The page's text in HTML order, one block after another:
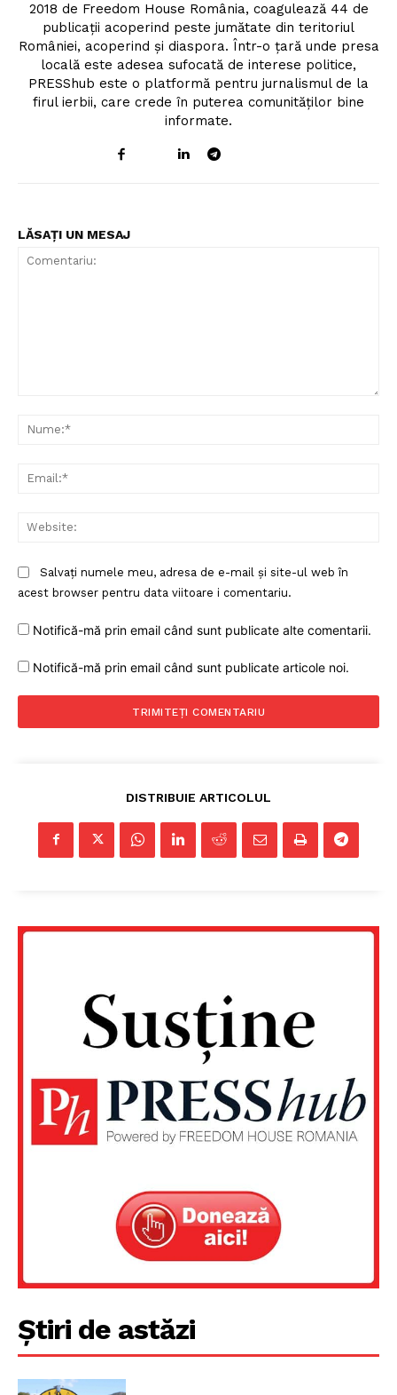
PRESShub
Despre noi / Echipa
Rețea
2018 de Freedom House România, coagulează 44 de
publicații acoperind peste jumătate din teritoriul
României, acoperind și diaspora. Într-o țară unde presa
locală este adesea sufocată de interese politice,
PRESShub este o platformă pentru jurnalismul de la
firul ierbii, care crede în puterea comunităților bine
informate.
LĂSAȚI UN MESAJ
Salvați numele meu, adresa de e-mail și site-ul web în
acest browser pentru data viitoare i comentariu.
Notifică-mă prin email când sunt publicate alte comentarii.
Notifică-mă prin email când sunt publicate articole noi.
DISTRIBUIE ARTICOLUL
Știri de astăzi